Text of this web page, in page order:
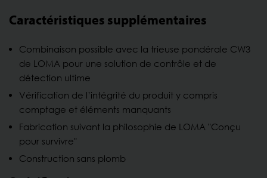
Caractéristiques supplémentaires
Combinaison possible avec la trieuse pondérale CW3
de LOMA pour une solution de contrôle et de
détection ultime
Vérification de l’intégrité du produit y compris
comptage et éléments manquants
Fabrication suivant la philosophie de LOMA "Conçu
pour survivre"
Construction sans plomb